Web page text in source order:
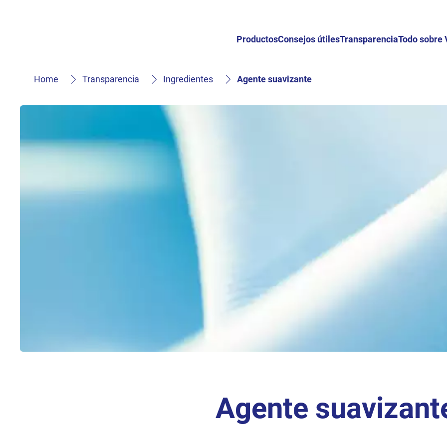
ProductosConsejos útilesTransparenciaTodo sobre
Home Transparencia Ingredientes Agente suavizante
Agente